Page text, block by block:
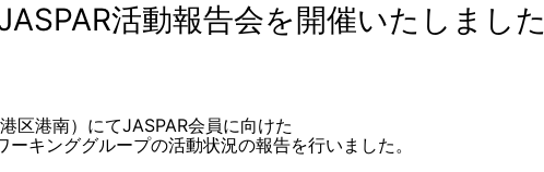
活動報告会を開催いたしました
区港南）にてJASPAR会員に向けた
キンググループの活動状況の報告を行いました。